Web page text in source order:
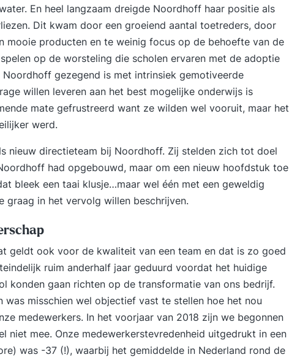
En heel langzaam dreigde Noordhoff haar positie als
Dit kwam door een groeiend aantal toetreders, door
mooie producten en te weinig focus op de behoefte van de
op de worsteling die scholen ervaren met de adoptie
gezegend is met intrinsiek gemotiveerde
willen leveren aan het best mogelijke onderwijs is
mate gefrustreerd want ze wilden wel vooruit, maar het
werd.
nieuw directieteam bij Noordhoff. Zij stelden zich tot doel
had opgebouwd, maar om een nieuw hoofdstuk toe
bleek een taai klusje…maar wel één met een geweldig
graag in het vervolg willen beschrijven.
geldt ook voor de kwaliteit van een team en dat is zo goed
ruim anderhalf jaar geduurd voordat het huidige
konden gaan richten op de transformatie van ons bedrijf.
was misschien wel objectief vast te stellen hoe het nou
medewerkers. In het voorjaar van 2018 zijn we begonnen
niet mee. Onze medewerkerstevredenheid uitgedrukt in een
was -37 (!), waarbij het gemiddelde in Nederland rond de